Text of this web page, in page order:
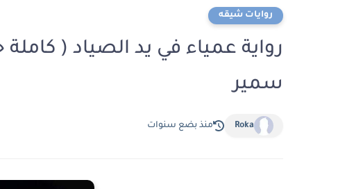
روايات شيقه
رواية عمياء في يد الصياد (
سمير
Roka منذ بضع سنوات